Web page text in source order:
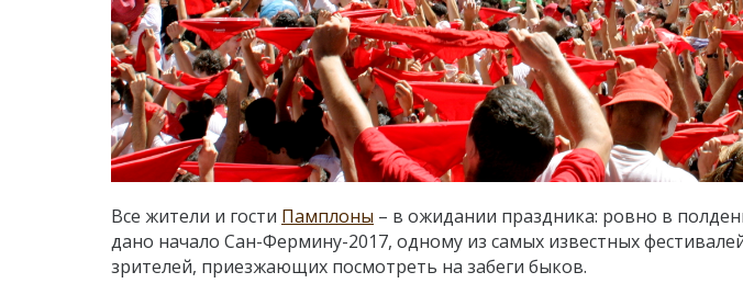
Все жители и гости Памплоны – в ожидании праздника: ровно в
дано начало Сан-Фермину-2017, одному из самых известных
зрителей, приезжающих посмотреть на забеги быков.